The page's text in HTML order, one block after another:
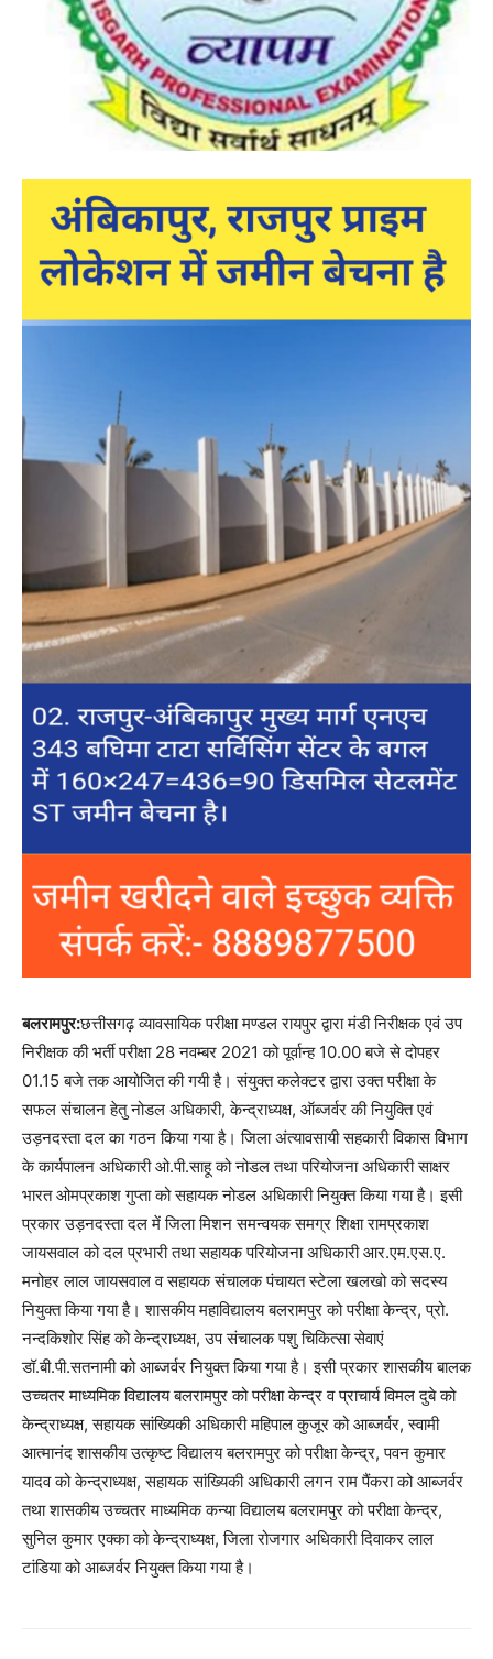
बलरामपुर:छत्तीसगढ़ व्यावसायिक परीक्षा मण्डल रायपुर द्वारा मंडी निरीक्षक एवं उप
निरीक्षक की भर्ती परीक्षा 28 नवम्बर 2021 को पूर्वान्ह 10.00 बजे से दोपहर
01.15 बजे तक आयोजित की गयी है। संयुक्त कलेक्टर द्वारा उक्त परीक्षा के
सफल संचालन हेतु नोडल अधिकारी, केन्द्राध्यक्ष, ऑब्जर्वर की नियुक्ति एवं
उड़नदस्ता दल का गठन किया गया है। जिला अंत्यावसायी सहकारी विकास विभाग
के कार्यपालन अधिकारी ओ.पी.साहू को नोडल तथा परियोजना अधिकारी साक्षर
भारत ओमप्रकाश गुप्ता को सहायक नोडल अधिकारी नियुक्त किया गया है। इसी
प्रकार उड़नदस्ता दल में जिला मिशन समन्वयक समग्र शिक्षा रामप्रकाश
जायसवाल को दल प्रभारी तथा सहायक परियोजना अधिकारी आर.एम.एस.ए.
मनोहर लाल जायसवाल व सहायक संचालक पंचायत स्टेला खलखो को सदस्य
नियुक्त किया गया है। शासकीय महाविद्यालय बलरामपुर को परीक्षा केन्द्र, प्रो.
नन्दकिशोर सिंह को केन्द्राध्यक्ष, उप संचालक पशु चिकित्सा सेवाएं
डॉ.बी.पी.सतनामी को आब्जर्वर नियुक्त किया गया है। इसी प्रकार शासकीय बालक
उच्चतर माध्यमिक विद्यालय बलरामपुर को परीक्षा केन्द्र व प्राचार्य विमल दुबे को
केन्द्राध्यक्ष, सहायक सांख्यिकी अधिकारी महिपाल कुजूर को आब्जर्वर, स्वामी
आत्मानंद शासकीय उत्कृष्ट विद्यालय बलरामपुर को परीक्षा केन्द्र, पवन कुमार
यादव को केन्द्राध्यक्ष, सहायक सांख्यिकी अधिकारी लगन राम पैंकरा को आब्जर्वर
तथा शासकीय उच्चतर माध्यमिक कन्या विद्यालय बलरामपुर को परीक्षा केन्द्र,
सुनिल कुमार एक्का को केन्द्राध्यक्ष, जिला रोजगार अधिकारी दिवाकर लाल
टांडिया को आब्जर्वर नियुक्त किया गया है।